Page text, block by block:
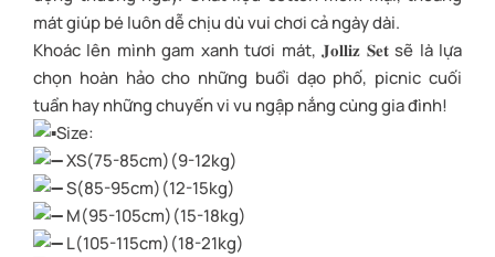
mát giúp bé luôn dễ chịu dù vui chơi cả ngày dài.
Khoác lên mình gam xanh tươi mát, 𝐉𝐨𝐥𝐥𝐢𝐳 𝐒𝐞𝐭 sẽ là lựa
chọn hoàn hảo cho những buổi dạo phố, picnic cuối
tuần hay những chuyến vi vu ngập nắng cùng gia đình!
Size:
XS(75-85cm)(9-12kg)
S(85-95cm)(12-15kg)
M(95-105cm)(15-18kg)
L(105-115cm)(18-21kg)